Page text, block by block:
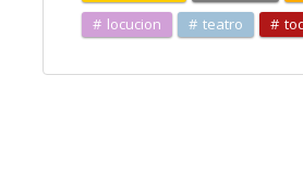
locucion
teatro